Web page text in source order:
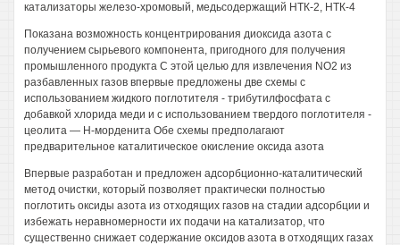
катализаторы железо-хромовый, медьсодержащий НТК-2, НТК-4
Показана возможность концентрирования диоксида азота с
получением сырьевого компонента, пригодного для получения
промышленного продукта С этой целью для извлечения NO2 из
разбавленных газов впервые предложены две схемы с
использованием жидкого поглотителя - трибутилфосфата с
добавкой хлорида меди и с использованием твердого поглотителя -
цеолита — Н-морденита Обе схемы предполагают
предварительное каталитическое окисление оксида азота
Впервые разработан и предложен адсорбционно-каталитический
метод очистки, который позволяет практически полностью
поглотить оксиды азота из отходящих газов на стадии адсорбции и
избежать неравномерности их подачи на катализатор, что
существенно снижает содержание оксидов азота в отходящих газах